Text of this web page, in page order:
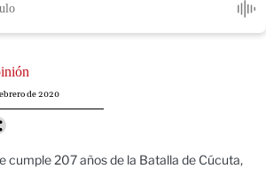
de 2020
cumple 207 años de la Batalla de Cúcuta,